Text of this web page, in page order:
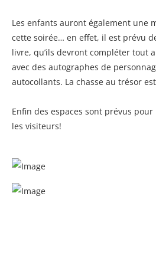
Les enfants auront également une
cette soirée… en effet, il est prévu
livre, qu’ils devront compléter tout
avec des autographes de
autocollants. La chasse au trésor
Enfin des espaces sont prévus
les visiteurs!